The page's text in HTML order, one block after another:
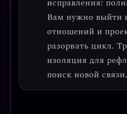
исправления:
Вам нужно выйти
отношений и
разорвать цикл.
изоляция для
поиск новой связи.